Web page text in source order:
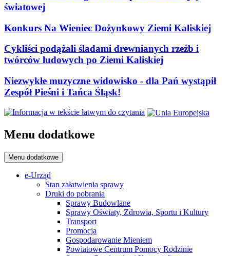
światowej
Konkurs Na Wieniec Dożynkowy Ziemi Kaliskiej
Cykliści podążali śladami drewnianych rzeźb i
twórców ludowych po Ziemi Kaliskiej
Niezwykłe muzyczne widowisko - dla Pań wystąpił
Zespół Pieśni i Tańca Śląsk!
Menu dodatkowe
Menu dodatkowe
e-Urząd
Stan załatwienia sprawy
Druki do pobrania
Sprawy Budowlane
Sprawy Oświaty, Zdrowia, Sportu i Kultury
Transport
Promocja
Gospodarowanie Mieniem
Powiatowe Centrum Pomocy Rodzinie